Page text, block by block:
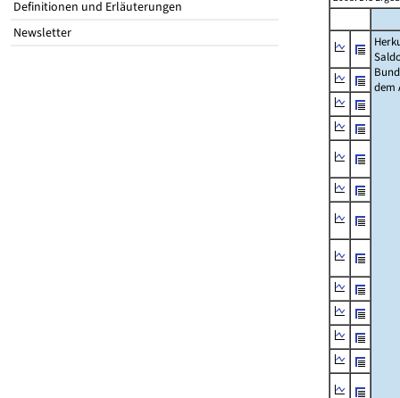
Definitionen und Erläuterungen
Newsletter
dem